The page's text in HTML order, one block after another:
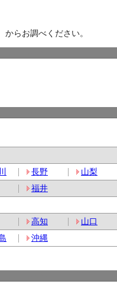
らお調べください。
長野
山梨
福井
高知
山口
沖縄